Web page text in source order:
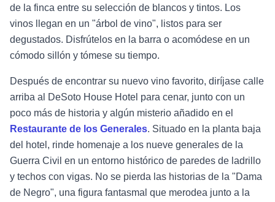
de la finca entre su selección de blancos y tintos. Los
vinos llegan en un "árbol de vino", listos para ser
degustados. Disfrútelos en la barra o acomódese en un
cómodo sillón y tómese su tiempo.
Después de encontrar su nuevo vino favorito, diríjase calle
arriba al DeSoto House Hotel para cenar, junto con un
poco más de historia y algún misterio añadido en el
Restaurante de los Generales. Situado en la planta baja
del hotel, rinde homenaje a los nueve generales de la
Guerra Civil en un entorno histórico de paredes de ladrillo
y techos con vigas. No se pierda las historias de la "Dama
de Negro", una figura fantasmal que merodea junto a la